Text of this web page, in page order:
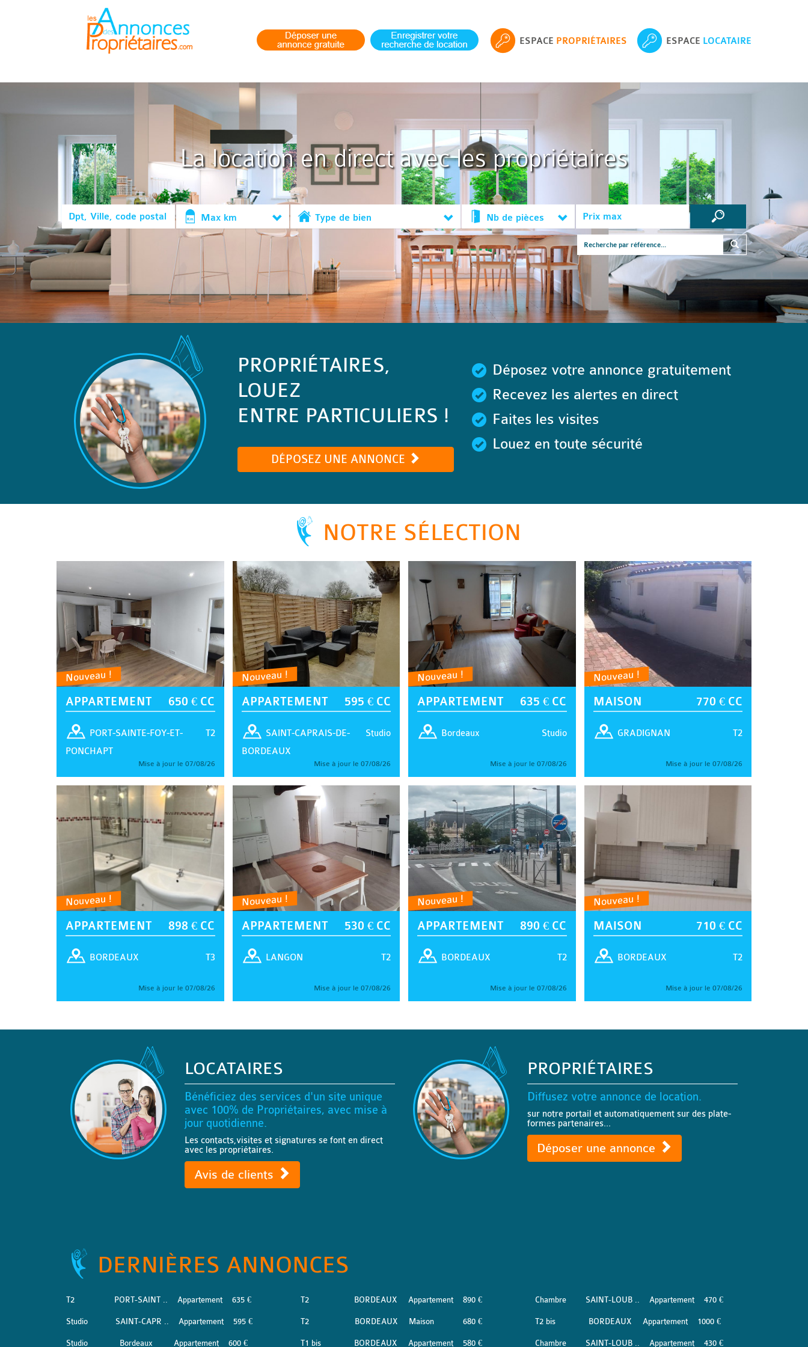
ESPACE PROPRIÉTAIRES ESPACE LOCATAIRE
La location en direct avec les propriétaires
Max km Type de bien Nb de pièces
PROPRIÉTAIRES,
LOUEZ
ENTRE PARTICULIERS !
DÉPOSEZ UNE ANNONCE
Déposez votre annonce gratuitement
Recevez les alertes en direct
Faites les visites
Louez en toute sécurité
NOTRE SÉLECTION
Nouveau !
APPARTEMENT 650 € CC
T2
PORT-SAINTE-FOY-ET-
PONCHAPT
Mise à jour le 07/08/26
Nouveau !
APPARTEMENT 595 € CC
Studio
SAINT-CAPRAIS-DE-
BORDEAUX
Mise à jour le 07/08/26
Nouveau !
APPARTEMENT 635 € CC
Studio
Bordeaux
Mise à jour le 07/08/26
Nouveau !
MAISON 770 € CC
T2
GRADIGNAN
Mise à jour le 07/08/26
Nouveau !
APPARTEMENT 898 € CC
T3
BORDEAUX
Mise à jour le 07/08/26
Nouveau !
APPARTEMENT 530 € CC
T2
LANGON
Mise à jour le 07/08/26
Nouveau !
APPARTEMENT 890 € CC
T2
BORDEAUX
Mise à jour le 07/08/26
Nouveau !
MAISON 710 € CC
T2
BORDEAUX
Mise à jour le 07/08/26
LOCATAIRES
Bénéficiez des services d'un site unique
avec 100% de Propriétaires, avec mise à
jour quotidienne.
Les contacts,visites et signatures se font en direct
avec les propriétaires.
Avis de clients
PROPRIÉTAIRES
Diffusez votre annonce de location.
sur notre portail et automatiquement sur des plate-
formes partenaires...
Déposer une annonce
DERNIÈRES ANNONCES
T2 PORT-SAINT .. Appartement 635 €
Studio SAINT-CAPR .. Appartement 595 €
Studio Bordeaux Appartement 600 €
T2 BORDEAUX Appartement 890 €
T2 BORDEAUX Maison 680 €
T1 bis BORDEAUX Appartement 580 €
Chambre SAINT-LOUB .. Appartement 470 €
T2 bis BORDEAUX Appartement 1000 €
Chambre SAINT-LOUB .. Appartement 430 €